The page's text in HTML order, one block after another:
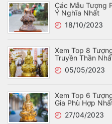
Các Mẫu Tượng
Ý Nghĩa Nhất
18/10/2023
Xem Top 8
Truyền Thần
05/05/2023
Xem Top 6
Gia Phù Hợp
27/04/2023